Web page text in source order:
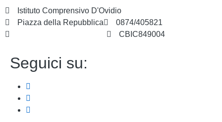
Istituto Comprensivo D'Ovidio
Piazza della Repubblica
0874/405821
CBIC849004
Seguici su: